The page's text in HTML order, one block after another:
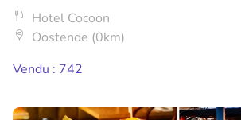
Hotel Cocoon
Oostende (0km)
Vendu : 742